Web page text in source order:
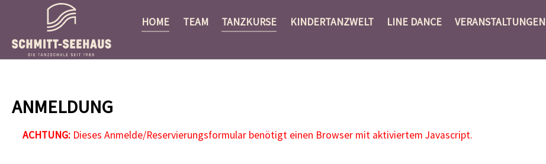
HOME TEAM TANZKURSE KINDERTANZWELT LINE DANCE VERANSTALTUNGEN
ANMELDUNG
ACHTUNG:Dieses Anmelde/Reservierungsformular benötigt einen Browser mit aktiviertem Javascript.